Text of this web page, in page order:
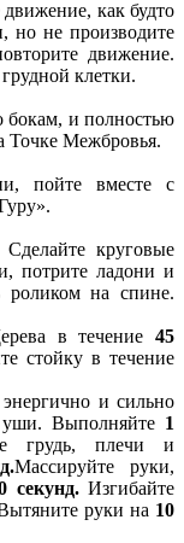
как будто
но не производите
движение.
клетки.
бокам, и полностью
Точке Межбровья.
пойте вместе с
Сделайте круговые
потрите ладони и
роликом на спине.
в течение45
стойку в течение
и сильно
Выполняйте 1
грудь, плечи и
Массируйте руки,
секунд.Изгибайте
руки на 10